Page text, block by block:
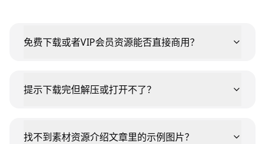
免费下载或者VIP会员资源能否直接商用？
提示下载完但解压或打开不了？
找不到素材资源介绍文章里的示例图片？